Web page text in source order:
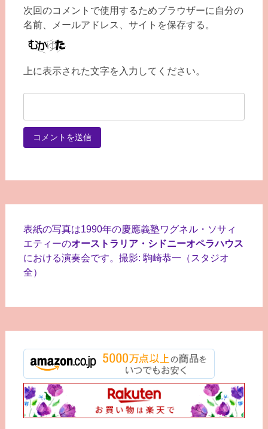
次回のコメントで使用するためブラウザーに自分の
名前、メールアドレス、サイトを保存する。
上に表示された文字を入力してください。
表紙の写真は1990年の慶應義塾ワグネル・ソサィ
エティーのオーストラリア・シドニーオペラハウス
における演奏会です。撮影: 駒崎恭一（スタジオ
全）